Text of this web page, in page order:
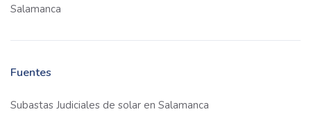
Salamanca
Fuentes
Subastas Judiciales de solar en Salamanca